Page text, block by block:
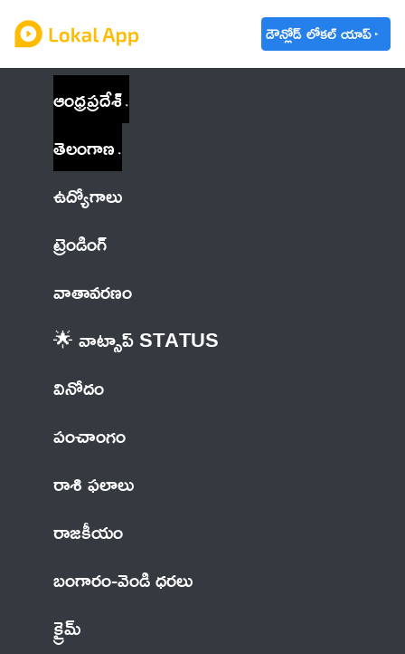
డౌన్లోడ్ లోకల్ యాప్
ఆంధ్రప్రదేశ్
తెలంగాణ
ఉద్యోగాలు
ట్రెండింగ్
వాతావరణం
🌟 వాట్సాప్ STATUS
వినోదం
పంచాంగం
రాశి ఫలాలు
రాజకీయం
బంగారం-వెండి ధరలు
క్రైమ్